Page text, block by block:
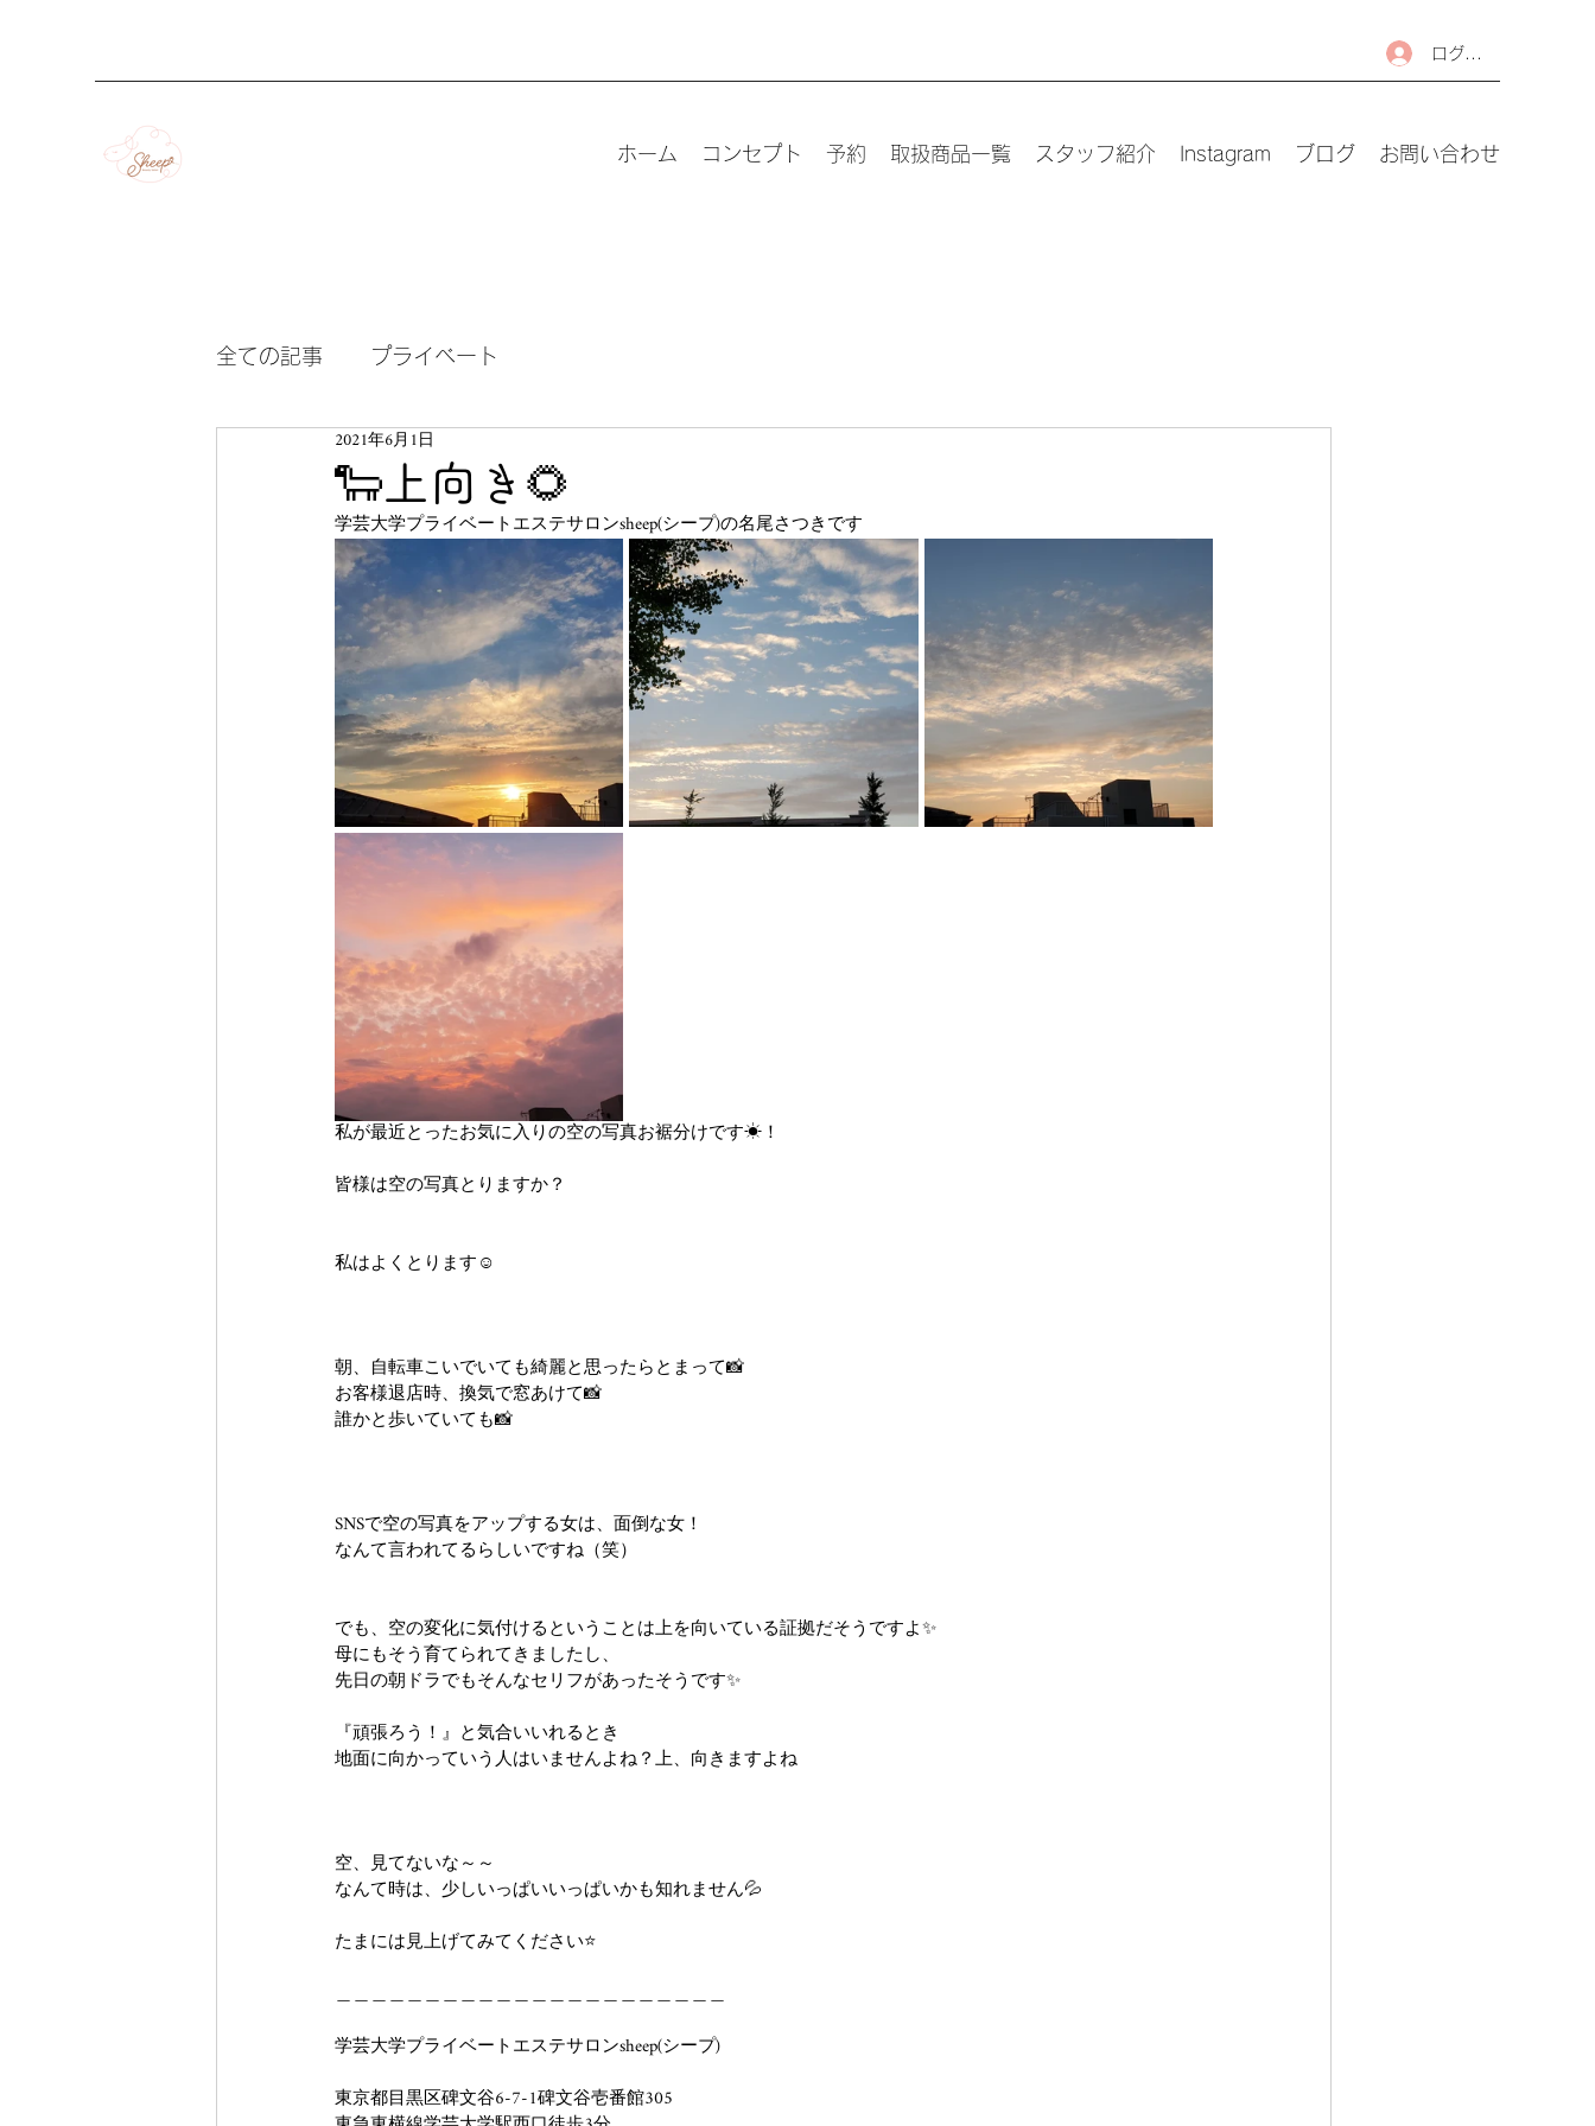
ログイン
ホーム コンセプト 予約 取扱商品一覧 スタッフ紹介 Instagram ブログ お問い合わせ
🐑表情筋テクニック講
座🦴
2021年6月14日
全ての記事 プライベート
🐑上向き🌻
2021年6月1日
学芸大学プライベートエステサロンsheep(シープ)の名尾さつきです
私が最近とったお気に入りの空の写真お裾分けです☀！
皆様は空の写真とりますか？
私はよくとります☺
朝、自転車こいでいても綺麗と思ったらとまって📸
お客様退店時、換気で窓あけて📸
誰かと歩いていても📸
SNSで空の写真をアップする女は、面倒な女！
なんて言われてるらしいですね（笑）
でも、空の変化に気付けるということは上を向いている証拠だそうですよ✨
母にもそう育てられてきましたし、
先日の朝ドラでもそんなセリフがあったそうです✨
『頑張ろう！』と気合いいれるとき
地面に向かっていう人はいませんよね？上、向きますよね
空、見てないな～～
なんて時は、少しいっぱいいっぱいかも知れません💦
たまには見上げてみてください⭐
＿＿＿＿＿＿＿＿＿＿＿＿＿＿＿＿＿＿＿＿＿＿
学芸大学プライベートエステサロンsheep(シープ)
東京都目黒区碑文谷6-7-1碑文谷壱番館305